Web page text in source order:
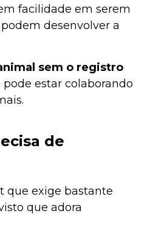
facilidade em serem
desenvolver a
sem o registro
pode estar colaborando
de
que exige bastante
que adora